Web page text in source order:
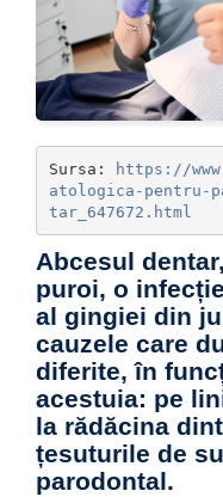
Sursa:
https://
atologica-pentru-
tar_647672.html
Abcesul
puroi, o
al gingiei din
cauzele care
diferite, în
acestuia: pe
la rădăcina
țesuturile de
parodontal.